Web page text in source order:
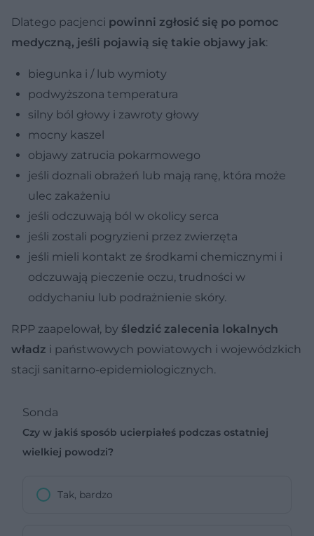
Dlatego pacjenci powinni zgłosić się po pomoc
medyczną, jeśli pojawią się takie objawy jak:
biegunka i / lub wymioty
podwyższona temperatura
silny ból głowy i zawroty głowy
mocny kaszel
objawy zatrucia pokarmowego
jeśli doznali obrażeń lub mają ranę, która może
ulec zakażeniu
jeśli odczuwają ból w okolicy serca
jeśli zostali pogryzieni przez zwierzęta
jeśli mieli kontakt ze środkami chemicznymi i
odczuwają pieczenie oczu, trudności w
oddychaniu lub podrażnienie skóry.
RPP zaapelował, by śledzić zalecenia lokalnych
władz i państwowych powiatowych i wojewódzkich
stacji sanitarno-epidemiologicznych.
Sonda
Czy w jakiś sposób ucierpiałeś podczas ostatniej
wielkiej powodzi?
Tak, bardzo